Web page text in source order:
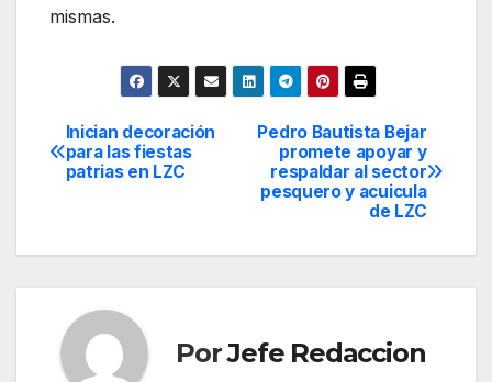
mismas.
Navegación
de
Pedro Bautista Bejar
promete apoyar y
respaldar al sector
pesquero y acuicula
de LZC
Inician decoración
para las fiestas
patrias en LZC
PorJefe Redaccion